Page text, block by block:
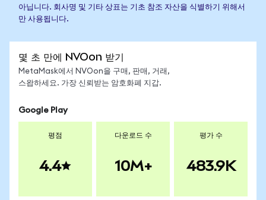
아닙니다. 회사명 및 기타 상표는 기초 참조 자산을 식별하기 위해서
만 사용됩니다.
몇 초 만에 NVOon 받기
MetaMask에서 NVOon을 구매, 판매, 거래,
스왑하세요. 가장 신뢰받는 암호화폐 지갑.
Google Play
평점
4.4
다운로드 수
10M+
평가 수
483.9K